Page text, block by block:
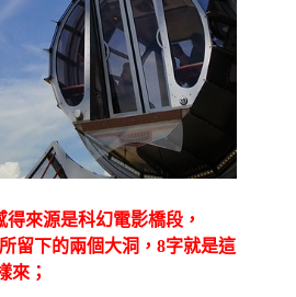
得來源是科幻電影橋段，
留下的兩個大洞，8字就是這
來；